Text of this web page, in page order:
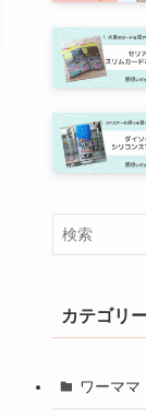
カテゴリ
ワーママ